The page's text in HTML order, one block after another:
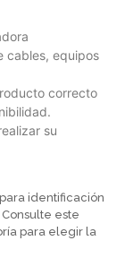
cables, equipos
correcto
su
identificación
este
para elegir la